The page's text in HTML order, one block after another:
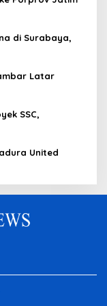
di Surabaya,
Latar
SSC,
United